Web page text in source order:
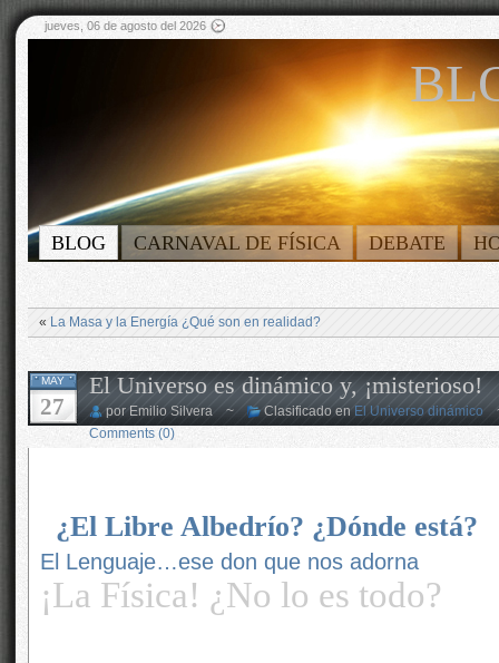
jueves, 06 de agosto del 2026
BLOG CARNAVAL DE FÍSICA DEBATE
« La Masa y la Energía ¿Qué son en realidad?
MAY
27
El Universo es dinámico y, ¡misterioso!
por Emilio Silvera ~ Clasificado enEl Universo dinámico
Comments (0)
¿El Libre Albedrío? ¿Dónde está?
El Lenguaje…ese don que nos adorna
¡La Física! ¿No lo es todo?